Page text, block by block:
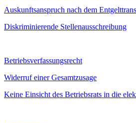
Auskunftsanspruch nach dem
Diskriminierende Stellenausschreibung
Betriebsverfassungsrecht
Widerruf einer Gesamtzusage
Keine Einsicht des Betriebsrats in die